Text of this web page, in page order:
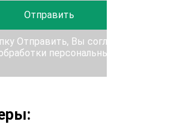
Отправить
Отправить, Вы соглашаетесь с
персональных данных